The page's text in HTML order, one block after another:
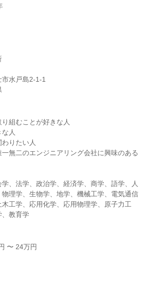
市水戸島2-1-1
り組むことが好きな人
人
わりたい人
一無二のエンジニアリング会社に興味のある
、法学、政治学、経済学、商学、語学、人
理学、生物学、地学、機械工学、電気通信
工学、応用化学、応用物理学、原子力工
、教育学
〜 24万円